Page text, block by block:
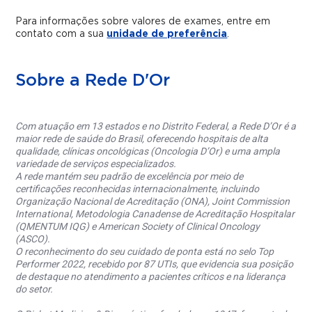
Para informações sobre valores de exames, entre em
contato com a sua unidade de preferência.
Sobre a Rede D'Or
Com atuação em 13 estados e no Distrito Federal, a Rede D’Or é a
maior rede de saúde do Brasil, oferecendo hospitais de alta
qualidade, clínicas oncológicas (Oncologia D’Or) e uma ampla
variedade de serviços especializados.
A rede mantém seu padrão de excelência por meio de
certificações reconhecidas internacionalmente, incluindo
Organização Nacional de Acreditação (ONA), Joint Commission
International, Metodologia Canadense de Acreditação Hospitalar
(QMENTUM IQG) e American Society of Clinical Oncology
(ASCO).
O reconhecimento do seu cuidado de ponta está no selo Top
Performer 2022, recebido por 87 UTIs, que evidencia sua posição
de destaque no atendimento a pacientes críticos e na liderança
do setor.